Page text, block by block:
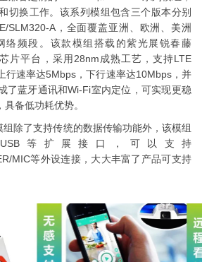
切换工作。该系列模组包含三个版本分别
SLM320-A，全面覆盖亚洲、欧洲、美洲
络频段。该款模组搭载的紫光展锐春藤
片平台，采用28nm成熟工艺，支持LTE
行速率达5Mbps，下行速率达10Mbps，并
了蓝牙通讯和Wi-Fi室内定位，可实现更稳
备低功耗优势。
除了支持传统的数据传输功能外，该模组
USB等扩展接口，可以支持
MIC等外设连接，大大丰富了产品可支持